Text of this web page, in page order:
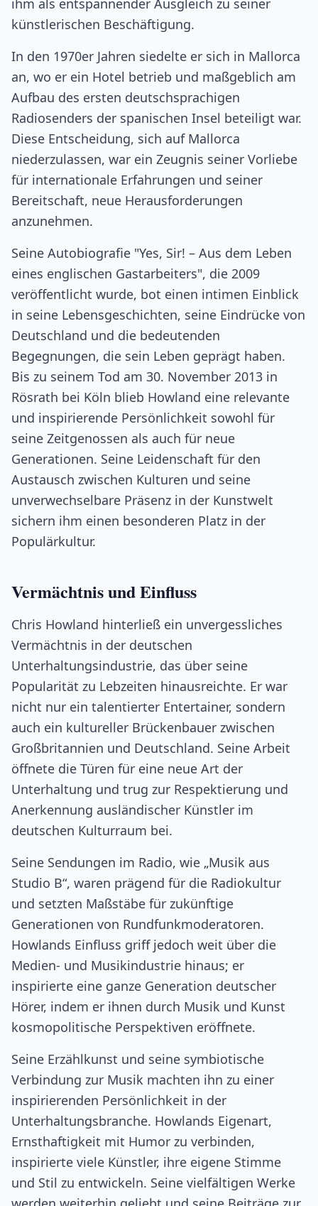
ihm als entspannender Ausgleich zu seiner
künstlerischen Beschäftigung.
In den 1970er Jahren siedelte er sich in Mallorca
an, wo er ein Hotel betrieb und maßgeblich am
Aufbau des ersten deutschsprachigen
Radiosenders der spanischen Insel beteiligt war.
Diese Entscheidung, sich auf Mallorca
niederzulassen, war ein Zeugnis seiner Vorliebe
für internationale Erfahrungen und seiner
Bereitschaft, neue Herausforderungen
anzunehmen.
Seine Autobiografie "Yes, Sir! – Aus dem Leben
eines englischen Gastarbeiters", die 2009
veröffentlicht wurde, bot einen intimen Einblick
in seine Lebensgeschichten, seine Eindrücke von
Deutschland und die bedeutenden
Begegnungen, die sein Leben geprägt haben.
Bis zu seinem Tod am 30. November 2013 in
Rösrath bei Köln blieb Howland eine relevante
und inspirierende Persönlichkeit sowohl für
seine Zeitgenossen als auch für neue
Generationen. Seine Leidenschaft für den
Austausch zwischen Kulturen und seine
unverwechselbare Präsenz in der Kunstwelt
sichern ihm einen besonderen Platz in der
Populärkultur.
Vermächtnis und Einfluss
Chris Howland hinterließ ein unvergessliches
Vermächtnis in der deutschen
Unterhaltungsindustrie, das über seine
Popularität zu Lebzeiten hinausreichte. Er war
nicht nur ein talentierter Entertainer, sondern
auch ein kultureller Brückenbauer zwischen
Großbritannien und Deutschland. Seine Arbeit
öffnete die Türen für eine neue Art der
Unterhaltung und trug zur Respektierung und
Anerkennung ausländischer Künstler im
deutschen Kulturraum bei.
Seine Sendungen im Radio, wie „Musik aus
Studio B“, waren prägend für die Radiokultur
und setzten Maßstäbe für zukünftige
Generationen von Rundfunkmoderatoren.
Howlands Einfluss griff jedoch weit über die
Medien- und Musikindustrie hinaus; er
inspirierte eine ganze Generation deutscher
Hörer, indem er ihnen durch Musik und Kunst
kosmopolitische Perspektiven eröffnete.
Seine Erzählkunst und seine symbiotische
Verbindung zur Musik machten ihn zu einer
inspirierenden Persönlichkeit in der
Unterhaltungsbranche. Howlands Eigenart,
Ernsthaftigkeit mit Humor zu verbinden,
inspirierte viele Künstler, ihre eigene Stimme
und Stil zu entwickeln. Seine vielfältigen Werke